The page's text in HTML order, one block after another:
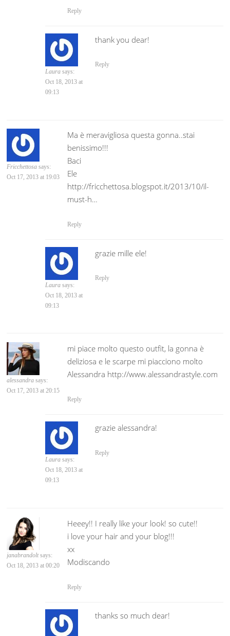
Reply
Laura says:
Oct 18, 2013 at
09:13
thank you dear!
Reply
Fricchettosa says:
Oct 17, 2013 at 19:03
Ma è meravigliosa questa gonna..stai
benissimo!!!
Baci
Ele
http://fricchettosa.blogspot.it/2013/10/il-
must-h…
Reply
Laura says:
Oct 18, 2013 at
09:13
grazie mille ele!
Reply
alessandra says:
Oct 17, 2013 at 20:15
mi piace molto questo outfit, la gonna è
deliziosa e le scarpe mi piacciono molto
Alessandra http://www.alessandrastyle.com
Reply
Laura says:
Oct 18, 2013 at
09:13
grazie alessandra!
Reply
janabrandolt says:
Oct 18, 2013 at 00:20
Heeey!! I really like your look! so cute!!
i love your hair and your blog!!!
xx
Modiscando
Reply
thanks so much dear!